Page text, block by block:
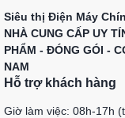
Siêu thị Điện Máy
NHÀ CUNG CẤP UY
PHẨM - ĐÓNG GÓI -
NAM
Hỗ trợ khách hàng
Giờ làm việc: 08h-17h